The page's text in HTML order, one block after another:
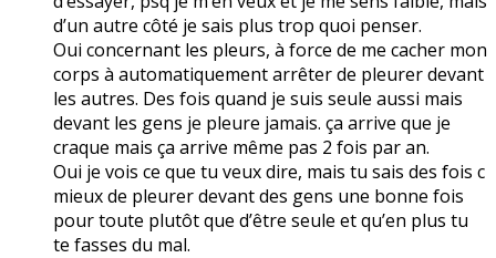
d’un autre côté je sais plus trop quoi penser.
Oui concernant les pleurs, à force de me cacher mon
corps à automatiquement arrêter de pleurer devant
les autres. Des fois quand je suis seule aussi mais
devant les gens je pleure jamais. ça arrive que je
craque mais ça arrive même pas 2 fois par an.
Oui je vois ce que tu veux dire, mais tu sais des fois c
mieux de pleurer devant des gens une bonne fois
pour toute plutôt que d’être seule et qu’en plus tu
te fasses du mal.